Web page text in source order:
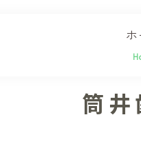
筒井